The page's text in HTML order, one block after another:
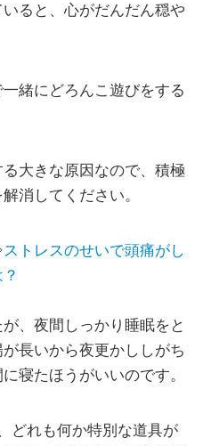
ると、心がだんだん穏や
緒にどろんこ遊びをする
大きな原因なので、積極
消してください。
ストレスのせいで頭痛がし
、夜間しっかり睡眠をと
長いから夜更かししがち
寝たほうがいいのです。
どれも何か特別な道具が